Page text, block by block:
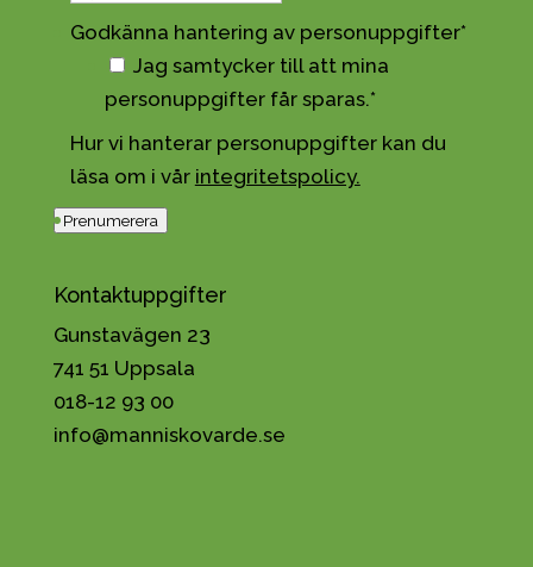
Godkänna hantering av personuppgifter*
Jag samtycker till att mina
personuppgifter får sparas.*
Hur vi hanterar personuppgifter kan du
läsa om i vår integritetspolicy.
Prenumerera
Kontaktuppgifter
Gunstavägen 23
741 51 Uppsala
018-12 93 00
info@manniskovarde.se